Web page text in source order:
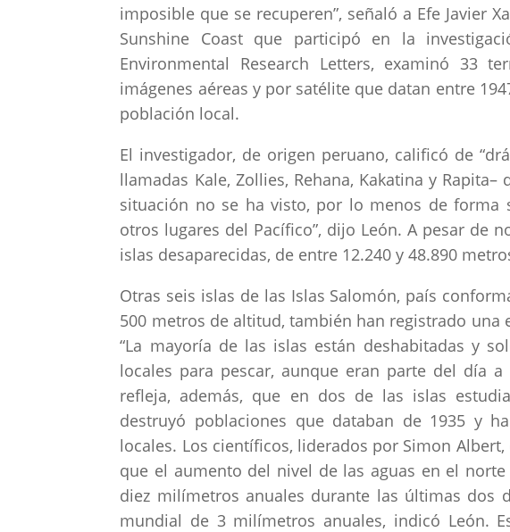
imposible que se recuperen”, señaló a Efe Javier
Sunshine Coast que participó en la
Environmental Research Letters, examinó 33
imágenes aéreas y por satélite que datan entre
población local.
El investigador, de origen peruano, calificó de
llamadas Kale, Zollies, Rehana, Kakatina y
situación no se ha visto, por lo menos de forma
otros lugares del Pacífico”, dijo León. A pesar de
islas desaparecidas, de entre 12.240 y 48.890
Otras seis islas de las Islas Salomón, país
500 metros de altitud, también han registrado
“La mayoría de las islas están deshabitadas y
locales para pescar, aunque eran parte del día
refleja, además, que en dos de las islas
destruyó poblaciones que databan de 1935 y
locales. Los científicos, liderados por Simon
que el aumento del nivel de las aguas en el
diez milímetros anuales durante las últimas dos
mundial de 3 milímetros anuales, indicó León.